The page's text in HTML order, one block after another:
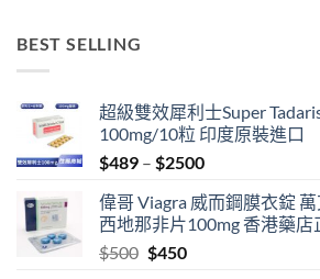
BEST SELLING
超級雙效犀利士Super
100mg/10粒 印度原裝進口
$489 – $2500Price
$489
through
偉哥 Viagra 威而鋼膜衣錠
西地那非片100mg 香港藥店
$500 Original
$450Current